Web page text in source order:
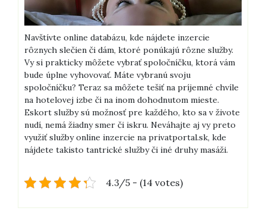
Navštívte online databázu, kde nájdete inzercie
rôznych slečien či dám, ktoré ponúkajú rôzne služby.
Vy si prakticky môžete vybrať spoločníčku, ktorá vám
bude úplne vyhovovať. Máte vybranú svoju
spoločníčku? Teraz sa môžete tešiť na príjemné chvíle
na hotelovej izbe či na inom dohodnutom mieste.
Eskort služby sú možnosť pre každého, kto sa v živote
nudí, nemá žiadny smer či iskru. Neváhajte aj vy preto
využiť služby online inzercie na privatportal.sk, kde
nájdete takisto tantrické služby či iné druhy masáži.
4.3/5 - (14 votes)